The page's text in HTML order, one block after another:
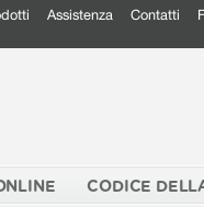
Assistenza Contatti
CODICE